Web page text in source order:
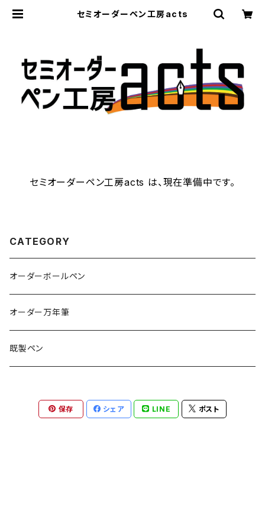
セミオーダーペン工房acts
セミオーダーペン工房acts は、現在準備中です。
CATEGORY
オーダーボールペン
オーダー万年筆
既製ペン
保存 シェア LINE ポスト